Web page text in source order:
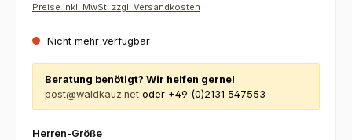
Preise inkl. MwSt. zzgl. Versandkosten
Nicht mehr verfügbar
Beratung benötigt? Wir helfen gerne!
post@waldkauz.net oder +49 (0)2131 547553
Herren-Größeauswählen